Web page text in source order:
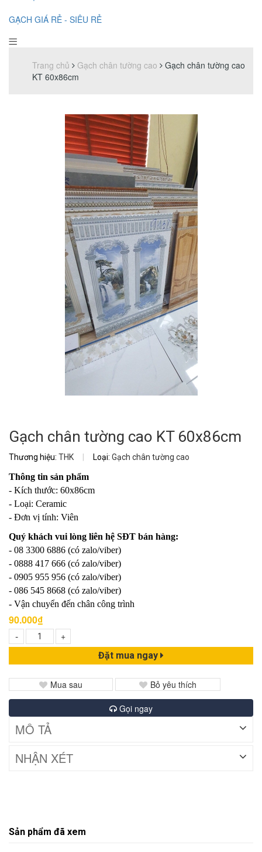
GẠCH GIÁ RẺ - SIÊU RẺ
Trang chủ Gạch chân tường cao
Gạch chân tường cao
KT 60x86cm
Gạch chân tường cao KT 60x86cm
Thương hiệu: THK | Loại: Gạch chân tường cao
Thông tin sản phẩm
- Kích thước: 60x86cm
- Loại: Ceramic
- Đơn vị tính: Viên
Quý khách vui lòng liên hệ SĐT bán hàng:
- 08 3300 6886 (có zalo/viber)
- 0888 417 666 (có zalo/viber)
- 0905 955 956 (có zalo/viber)
- 086 545 8668 (có zalo/viber)
- Vận chuyển đến chân công trình
90.000₫
-
+
Đặt mua ngay
Mua sau Bỏ yêu thích
Gọi ngay
MÔ TẢ
NHẬN XÉT
Sản phẩm đã xem